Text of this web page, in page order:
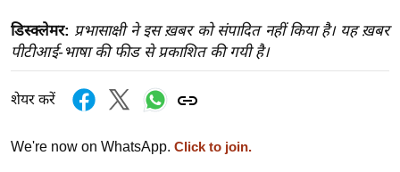
या
सा
हि
त्य
ग
डिस्क्लेमर: प्रभासाक्षी ने इस ख़बर को संपादित नहीं किया है। यह ख़बर
पीटीआई-भाषा की फीड से प्रकाशित की गयी है।
शेयर करें
We're now on WhatsApp. Click to join.